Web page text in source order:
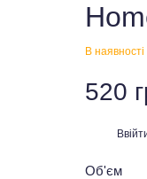
В наявності
520
Об'єм